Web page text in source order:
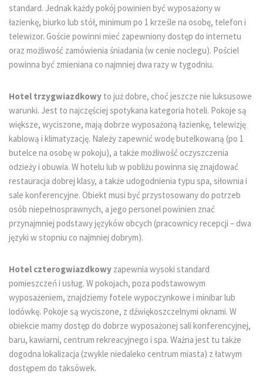
standard. Jednak każdy pokój powinien być wyposażony w
łazienkę, biurko lub stół, minimum po 1 krześle na osobę, telefon i
telewizor. Goście powinni mieć zapewniony dostęp do internetu
oraz możliwość zamówienia śniadania (w cenie noclegu). Pościel
powinna być zmieniana co najmniej dwa razy w tygodniu.
Hotel trzygwiazdkowy to już dobre, choć jeszcze nie luksusowe
warunki. Jest to najczęściej spotykana kategoria hoteli. Pokoje są
większe, wyciszone, mają dobrze wyposażoną łazienkę, telewizję
kablową i klimatyzację. Należy zapewnić wodę butelkowaną (po 1
butelce na osobę w pokoju), a także możliwość oczyszczenia
odzieży i obuwia. W hotelu lub w pobliżu powinna się znajdować
restauracja dobrej klasy, a także udogodnienia typu spa, siłownia i
sale konferencyjne. Obiekt musi być przystosowany do potrzeb
osób niepełnosprawnych, a jego personel powinien znać
przynajmniej podstawy języków obcych (pracownicy recepcji – dwa
języki w stopniu co najmniej dobrym).
Hotel czterogwiazdkowy zapewnia wysoki standard
pomieszczeń i usług. W pokojach, poza podstawowym
wyposażeniem, znajdziemy fotele wypoczynkowe i minibar lub
lodówkę. Pokoje są wyciszone, z dźwiękoszczelnymi oknami. W
obiekcie mamy dostęp do dobrze wyposażonej sali konferencyjnej,
baru, kawiarni, centrum rekreacyjnego i spa. Ważna jest tu także
dogodna lokalizacja (zwykle niedaleko centrum miasta) z łatwym
dostępem do taksówek.